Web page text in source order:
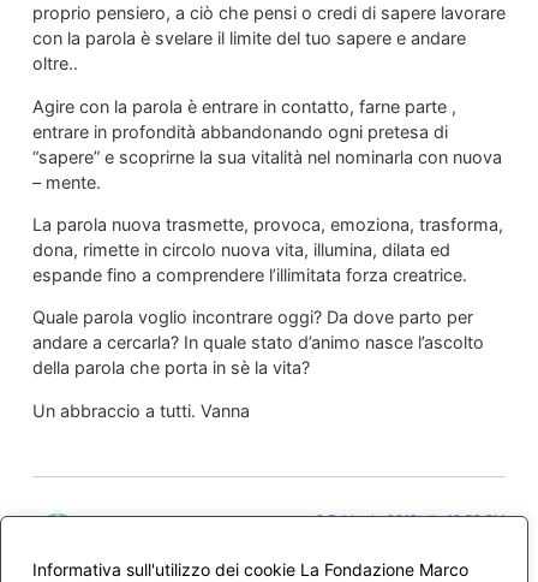
Informativa sull'utilizzo dei cookie La Fondazione Marco
proprio pensiero, a ciò che pensi o credi di sapere lavorare
con la parola è svelare il limite del tuo sapere e andare
oltre..
Agire con la parola è entrare in contatto, farne parte ,
entrare in profondità abbandonando ogni pretesa di
“sapere” e scoprirne la sua vitalità nel nominarla con nuova
– mente.
La parola nuova trasmette, provoca, emoziona, trasforma,
dona, rimette in circolo nuova vita, illumina, dilata ed
espande fino a comprendere l’illimitata forza creatrice.
Quale parola voglio incontrare oggi? Da dove parto per
andare a cercarla? In quale stato d’animo nasce l’ascolto
della parola che porta in sè la vita?
Un abbraccio a tutti. Vanna
9 Febbraio 2012 alle 12:59 PM